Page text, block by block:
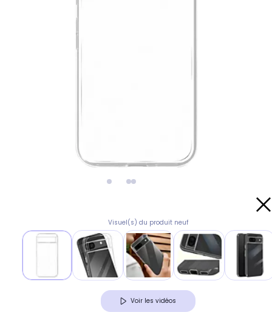
Visuel(s) du produit neuf
Voir les vidéos